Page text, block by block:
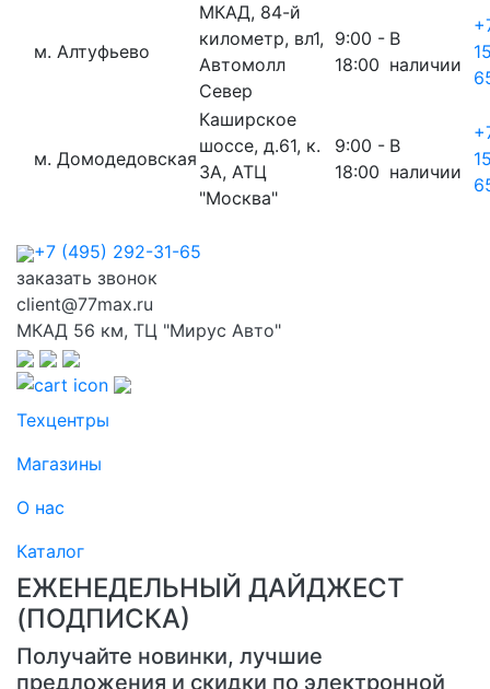
м. Алтуфьево
МКАД, 84-й
километр, вл1,
Автомолл
Север
9:00 -
18:00
В
наличии
м. Домодедовская
Каширское
шоссе, д.61, к.
3А, АТЦ
"Москва"
9:00 -
18:00
В
наличии
+7 (495) 292-31-65
заказать звонок
client@77max.ru
МКАД 56 км, ТЦ "Мирус Авто"
Техцентры
Магазины
О нас
Каталог
ЕЖЕНЕДЕЛЬНЫЙ ДАЙДЖЕСТ
(ПОДПИСКА)
Получайте новинки, лучшие
предложения и скидки по электронной